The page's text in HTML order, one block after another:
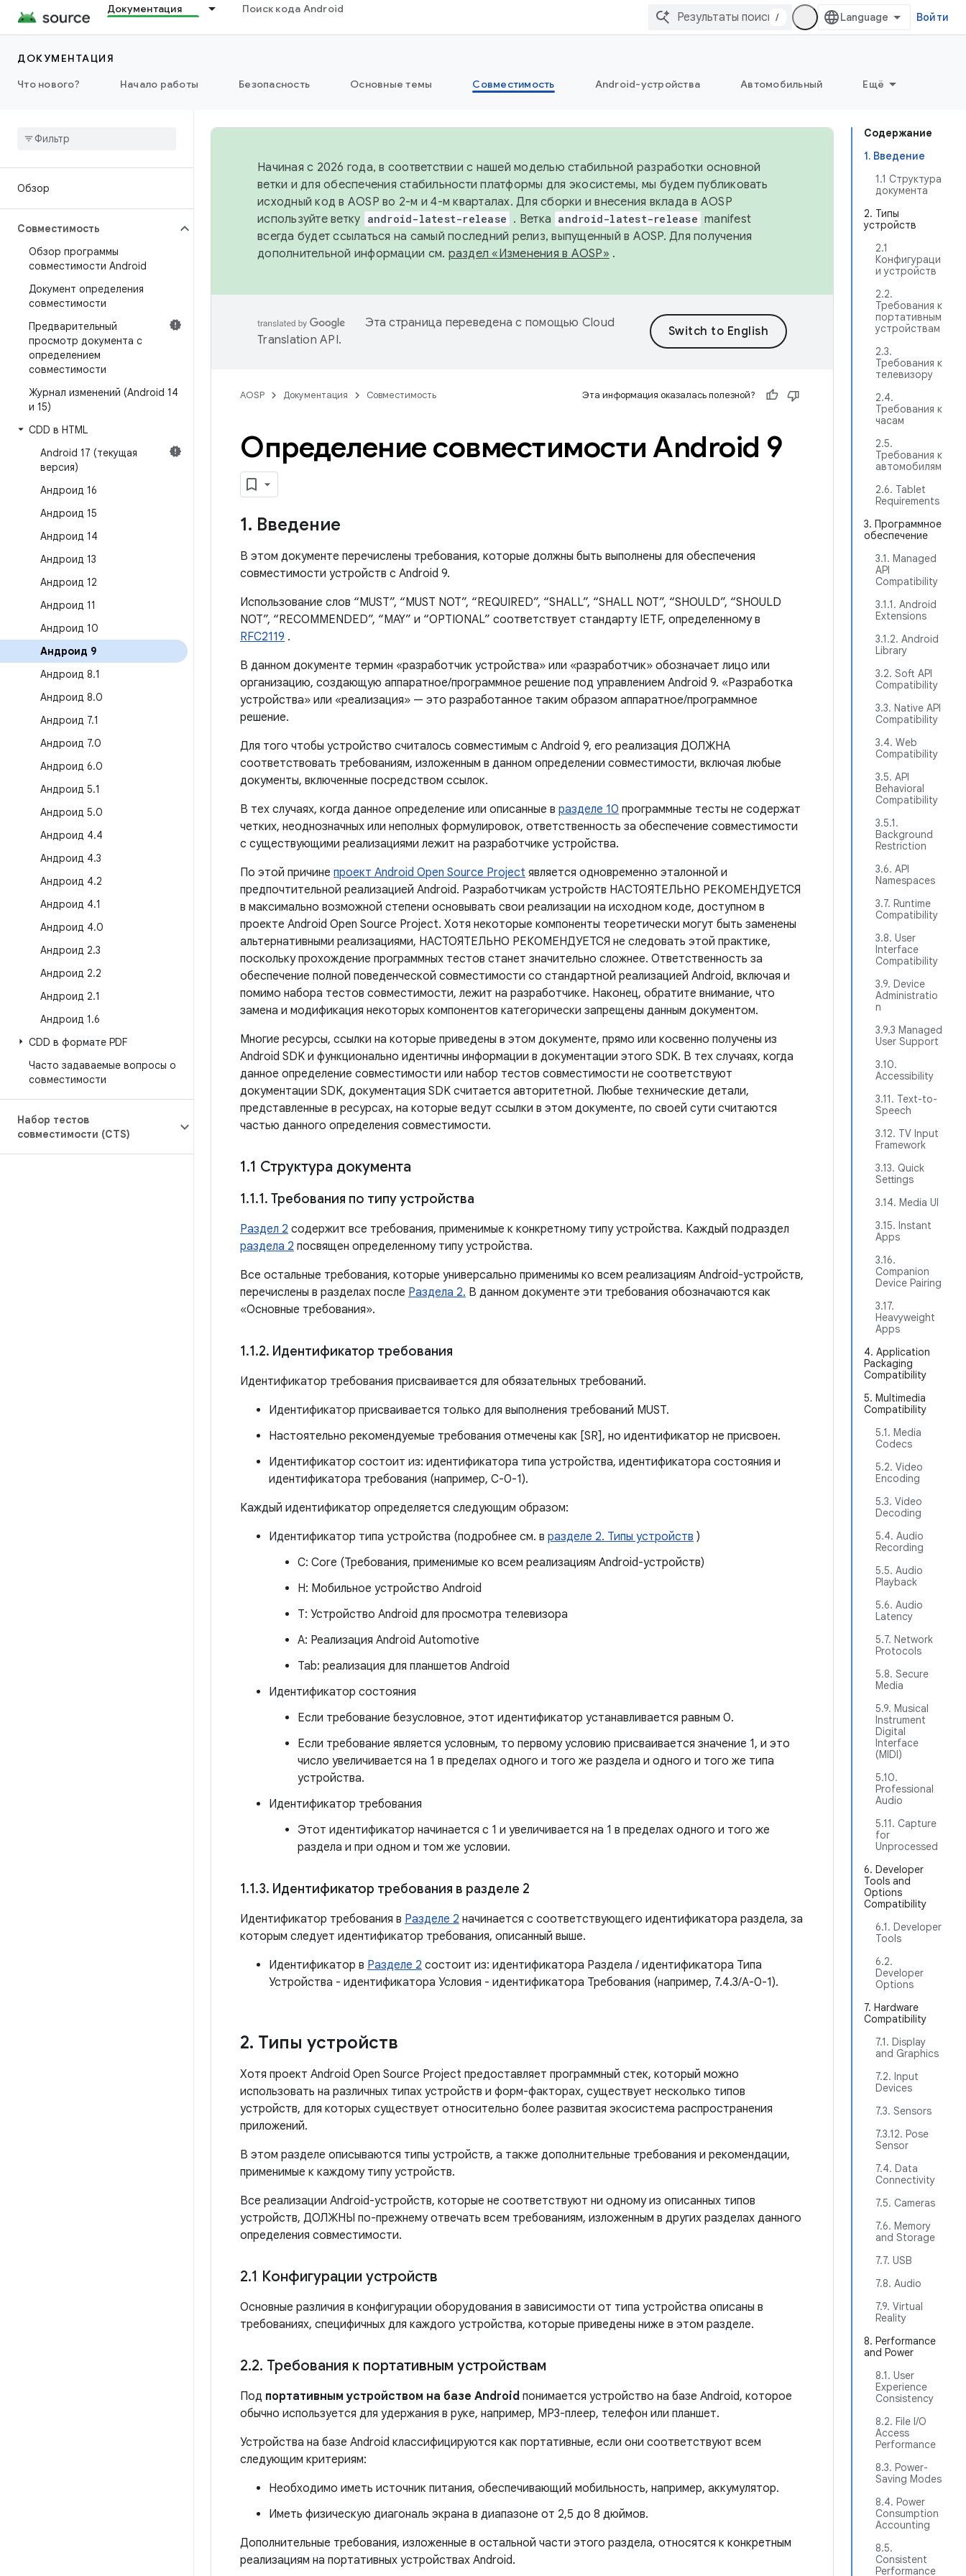
Документация Поиск кода Android
/ Войти
ДОКУМЕНТАЦИЯ
Что нового?
Начало работы Безопасность Основные темы Совместимость Android-устройства Автомобильный Ещё
Обзор
Совместимость
Обзор программы
совместимости Android
Документ определения
совместимости
Предварительный
просмотр документа с
определением
совместимости
Журнал изменений (Android 14
и 15)
CDD в HTML
Android 17 (текущая
версия)
Андроид 16
Андроид 15
Андроид 14
Андроид 13
Андроид 12
Андроид 11
Андроид 10
Андроид 9
Андроид 8.1
Андроид 8.0
Андроид 7.1
Андроид 7.0
Андроид 6.0
Андроид 5.1
Андроид 5.0
Андроид 4.4
Андроид 4.3
Андроид 4.2
Андроид 4.1
Андроид 4.0
Андроид 2.3
Андроид 2.2
Андроид 2.1
Андроид 1.6
CDD в формате PDF
Часто задаваемые вопросы о
совместимости
Набор тестов
совместимости (CTS)
Содержание
1. Введение
1.1 Структура
документа
2. Типы
устройств
2.1
Конфигураци
и устройств
2.2.
Требования к
портативным
устройствам
2.3.
Требования к
телевизору
2.4.
Требования к
часам
2.5.
Требования к
автомобилям
2.6. Tablet
Requirements
3. Программное
обеспечение
3.1. Managed
API
Compatibility
3.1.1. Android
Extensions
3.1.2. Android
Library
3.2. Soft API
Compatibility
3.3. Native API
Compatibility
3.4. Web
Compatibility
3.5. API
Behavioral
Compatibility
3.5.1.
Background
Restriction
3.6. API
Namespaces
3.7. Runtime
Compatibility
3.8. User
Interface
Compatibility
3.9. Device
Administratio
n
3.9.3 Managed
User Support
3.10.
Accessibility
3.11. Text-to-
Speech
3.12. TV Input
Framework
3.13. Quick
Settings
3.14. Media UI
3.15. Instant
Apps
3.16.
Companion
Device Pairing
3.17.
Heavyweight
Apps
4. Application
Packaging
Compatibility
5. Multimedia
Compatibility
5.1. Media
Codecs
5.2. Video
Encoding
5.3. Video
Decoding
5.4. Audio
Recording
5.5. Audio
Playback
5.6. Audio
Latency
5.7. Network
Protocols
5.8. Secure
Media
5.9. Musical
Instrument
Digital
Interface
(MIDI)
5.10.
Professional
Audio
5.11. Capture
for
Unprocessed
6. Developer
Tools and
Options
Compatibility
6.1. Developer
Tools
6.2.
Developer
Options
7. Hardware
Compatibility
7.1. Display
and Graphics
7.2. Input
Devices
7.3. Sensors
7.3.12. Pose
Sensor
7.4. Data
Connectivity
7.5. Cameras
7.6. Memory
and Storage
7.7. USB
7.8. Audio
7.9. Virtual
Reality
8. Performance
and Power
8.1. User
Experience
Consistency
8.2. File I/O
Access
Performance
8.3. Power-
Saving Modes
8.4. Power
Consumption
Accounting
8.5.
Consistent
Performance
Начиная с 2026 года, в соответствии с нашей моделью стабильной разработки основной
ветки и для обеспечения стабильности платформы для экосистемы, мы будем публиковать
исходный код в AOSP во 2-м и 4-м кварталах. Для сборки и внесения вклада в AOSP
используйте ветку android-latest-release . Ветка android-latest-release manifest
всегда будет ссылаться на самый последний релиз, выпущенный в AOSP. Для получения
дополнительной информации см. раздел «Изменения в AOSP» .
Эта страница переведена с помощью Cloud
Translation API.
AOSP Документация Совместимость Эта информация оказалась полезной?
Определение совместимости Android 9
1. Введение
В этом документе перечислены требования, которые должны быть выполнены для обеспечения
совместимости устройств с Android 9.
Использование слов “MUST”, “MUST NOT”, “REQUIRED”, “SHALL”, “SHALL NOT”, “SHOULD”, “SHOULD
NOT”, “RECOMMENDED”, “MAY” и “OPTIONAL” соответствует стандарту IETF, определенному в
RFC2119 .
В данном документе термин «разработчик устройства» или «разработчик» обозначает лицо или
организацию, создающую аппаратное/программное решение под управлением Android 9. «Разработка
устройства» или «реализация» — это разработанное таким образом аппаратное/программное
решение.
Для того чтобы устройство считалось совместимым с Android 9, его реализация ДОЛЖНА
соответствовать требованиям, изложенным в данном определении совместимости, включая любые
документы, включенные посредством ссылок.
В тех случаях, когда данное определение или описанные в разделе 10 программные тесты не содержат
четких, неоднозначных или неполных формулировок, ответственность за обеспечение совместимости
с существующими реализациями лежит на разработчике устройства.
По этой причине проект Android Open Source Project является одновременно эталонной и
предпочтительной реализацией Android. Разработчикам устройств НАСТОЯТЕЛЬНО РЕКОМЕНДУЕТСЯ
в максимально возможной степени основывать свои реализации на исходном коде, доступном в
проекте Android Open Source Project. Хотя некоторые компоненты теоретически могут быть заменены
альтернативными реализациями, НАСТОЯТЕЛЬНО РЕКОМЕНДУЕТСЯ не следовать этой практике,
поскольку прохождение программных тестов станет значительно сложнее. Ответственность за
обеспечение полной поведенческой совместимости со стандартной реализацией Android, включая и
помимо набора тестов совместимости, лежит на разработчике. Наконец, обратите внимание, что
замена и модификация некоторых компонентов категорически запрещены данным документом.
Многие ресурсы, ссылки на которые приведены в этом документе, прямо или косвенно получены из
Android SDK и функционально идентичны информации в документации этого SDK. В тех случаях, когда
данное определение совместимости или набор тестов совместимости не соответствуют
документации SDK, документация SDK считается авторитетной. Любые технические детали,
представленные в ресурсах, на которые ведут ссылки в этом документе, по своей сути считаются
частью данного определения совместимости.
1.1 Структура документа
1.1.1. Требования по типу устройства
Раздел 2 содержит все требования, применимые к конкретному типу устройства. Каждый подраздел
раздела 2 посвящен определенному типу устройства.
Все остальные требования, которые универсально применимы ко всем реализациям Android-устройств,
перечислены в разделах после Раздела 2. В данном документе эти требования обозначаются как
«Основные требования».
1.1.2. Идентификатор требования
Идентификатор требования присваивается для обязательных требований.
Идентификатор присваивается только для выполнения требований MUST.
Настоятельно рекомендуемые требования отмечены как [SR], но идентификатор не присвоен.
Идентификатор состоит из: идентификатора типа устройства, идентификатора состояния и
идентификатора требования (например, C-0-1).
Каждый идентификатор определяется следующим образом:
Идентификатор типа устройства (подробнее см. в разделе 2. Типы устройств )
C: Core (Требования, применимые ко всем реализациям Android-устройств)
H: Мобильное устройство Android
T: Устройство Android для просмотра телевизора
A: Реализация Android Automotive
Tab: реализация для планшетов Android
Идентификатор состояния
Если требование безусловное, этот идентификатор устанавливается равным 0.
Если требование является условным, то первому условию присваивается значение 1, и это
число увеличивается на 1 в пределах одного и того же раздела и одного и того же типа
устройства.
Идентификатор требования
Этот идентификатор начинается с 1 и увеличивается на 1 в пределах одного и того же
раздела и при одном и том же условии.
1.1.3. Идентификатор требования в разделе 2
Идентификатор требования в Разделе 2 начинается с соответствующего идентификатора раздела, за
которым следует идентификатор требования, описанный выше.
Идентификатор в Разделе 2 состоит из: идентификатора Раздела / идентификатора Типа
Устройства - идентификатора Условия - идентификатора Требования (например, 7.4.3/A-0-1).
2. Типы устройств
Хотя проект Android Open Source Project предоставляет программный стек, который можно
использовать на различных типах устройств и форм-факторах, существует несколько типов
устройств, для которых существует относительно более развитая экосистема распространения
приложений.
В этом разделе описываются типы устройств, а также дополнительные требования и рекомендации,
применимые к каждому типу устройств.
Все реализации Android-устройств, которые не соответствуют ни одному из описанных типов
устройств, ДОЛЖНЫ по-прежнему отвечать всем требованиям, изложенным в других разделах данного
определения совместимости.
2.1 Конфигурации устройств
Основные различия в конфигурации оборудования в зависимости от типа устройства описаны в
требованиях, специфичных для каждого устройства, которые приведены ниже в этом разделе.
2.2. Требования к портативным устройствам
Под портативным устройством на базе Android понимается устройство на базе Android, которое
обычно используется для удержания в руке, например, MP3-плеер, телефон или планшет.
Устройства на базе Android классифицируются как портативные, если они соответствуют всем
следующим критериям:
Необходимо иметь источник питания, обеспечивающий мобильность, например, аккумулятор.
Иметь физическую диагональ экрана в диапазоне от 2,5 до 8 дюймов.
Дополнительные требования, изложенные в остальной части этого раздела, относятся к конкретным
реализациям на портативных устройствах Android.